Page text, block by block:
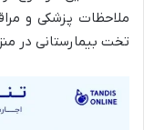
ملاحظات پزشکی و
تخت بیمارستانی در